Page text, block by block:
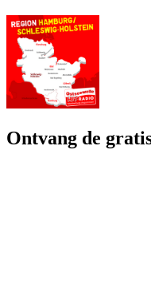
Ontvang de